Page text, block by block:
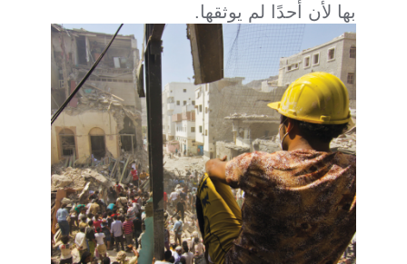
بها لأن أحدًا لم يوثقها.